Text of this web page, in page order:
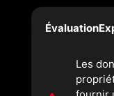
Les